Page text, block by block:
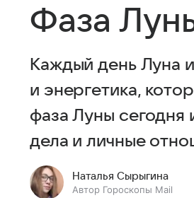
Фаза
Каждый день Луна
и энергетика,
фаза Луны сегодня
дела и личные
Наталья Сырыгина
Автор Гороскопы Mail